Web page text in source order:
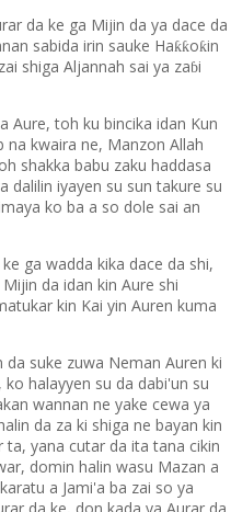
da ke ga Mijin da ya dace da
sabida irin sauke Haƙƙoƙin
shiga Aljannah sai ya zaɓi
Aure, toh ku bincika idan Kun
na kwaira ne, Manzon Allah
shakka babu zaku haddasa
dalilin iyayen su sun takure su
ko ba a so dole sai an
ga wadda kika dace da shi,
da idan kin Aure shi
kin Kai yin Auren kuma
suke zuwa Neman Auren ki
halayyen su da dabi'un su
wannan ne yake cewa ya
da za ki shiga ne bayan kin
ta, yana cutar da ita tana cikin
domin halin wasu Mazan a
a Jami'a ba zai so ya